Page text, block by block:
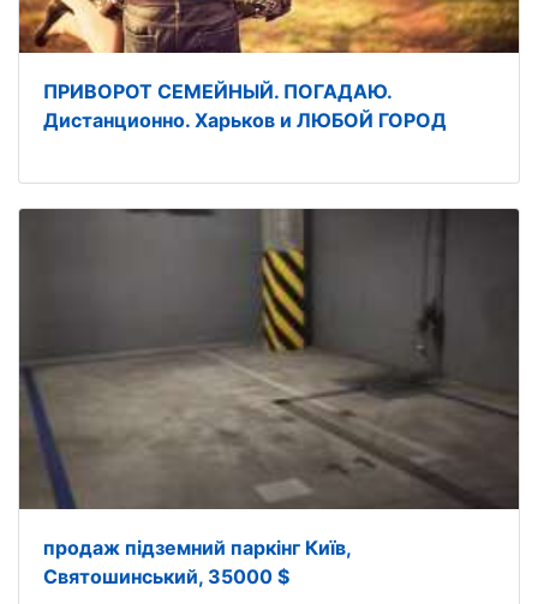
ПРИВОРОТ СЕМЕЙНЫЙ. ПОГАДАЮ.
Дистанционно. Харьков и ЛЮБОЙ ГОРОД
продаж підземний паркінг Київ,
Святошинський, 35000 $